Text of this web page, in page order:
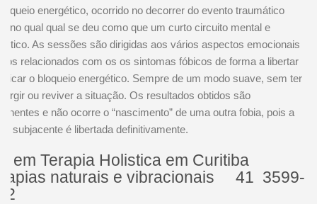
energético, ocorrido no decorrer do evento traumático
no qual qual se deu como que um curto circuito mental e
As sessões são dirigidas aos vários aspectos emocionais
relacionados com os os sintomas fóbicos de forma a libertar
o bloqueio energético. Sempre de um modo suave, sem ter
ou reviver a situação. Os resultados obtidos são
e não ocorre o “nascimento” de uma outra fobia, pois a
subjacente é libertada definitivamente.
em Terapia Holistica em Curitiba
naturais e vibracionais 41 3599-